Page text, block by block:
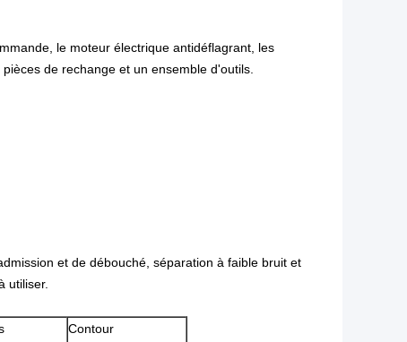
le moteur électrique antidéflagrant, les
de rechange et un ensemble d'outils.
et de débouché, séparation à faible bruit et
utiliser.
Contour